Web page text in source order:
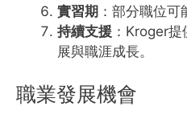
實習期 ：部分職位可
持續支援 ：Kroger
展與職涯成長。
職業發展機會